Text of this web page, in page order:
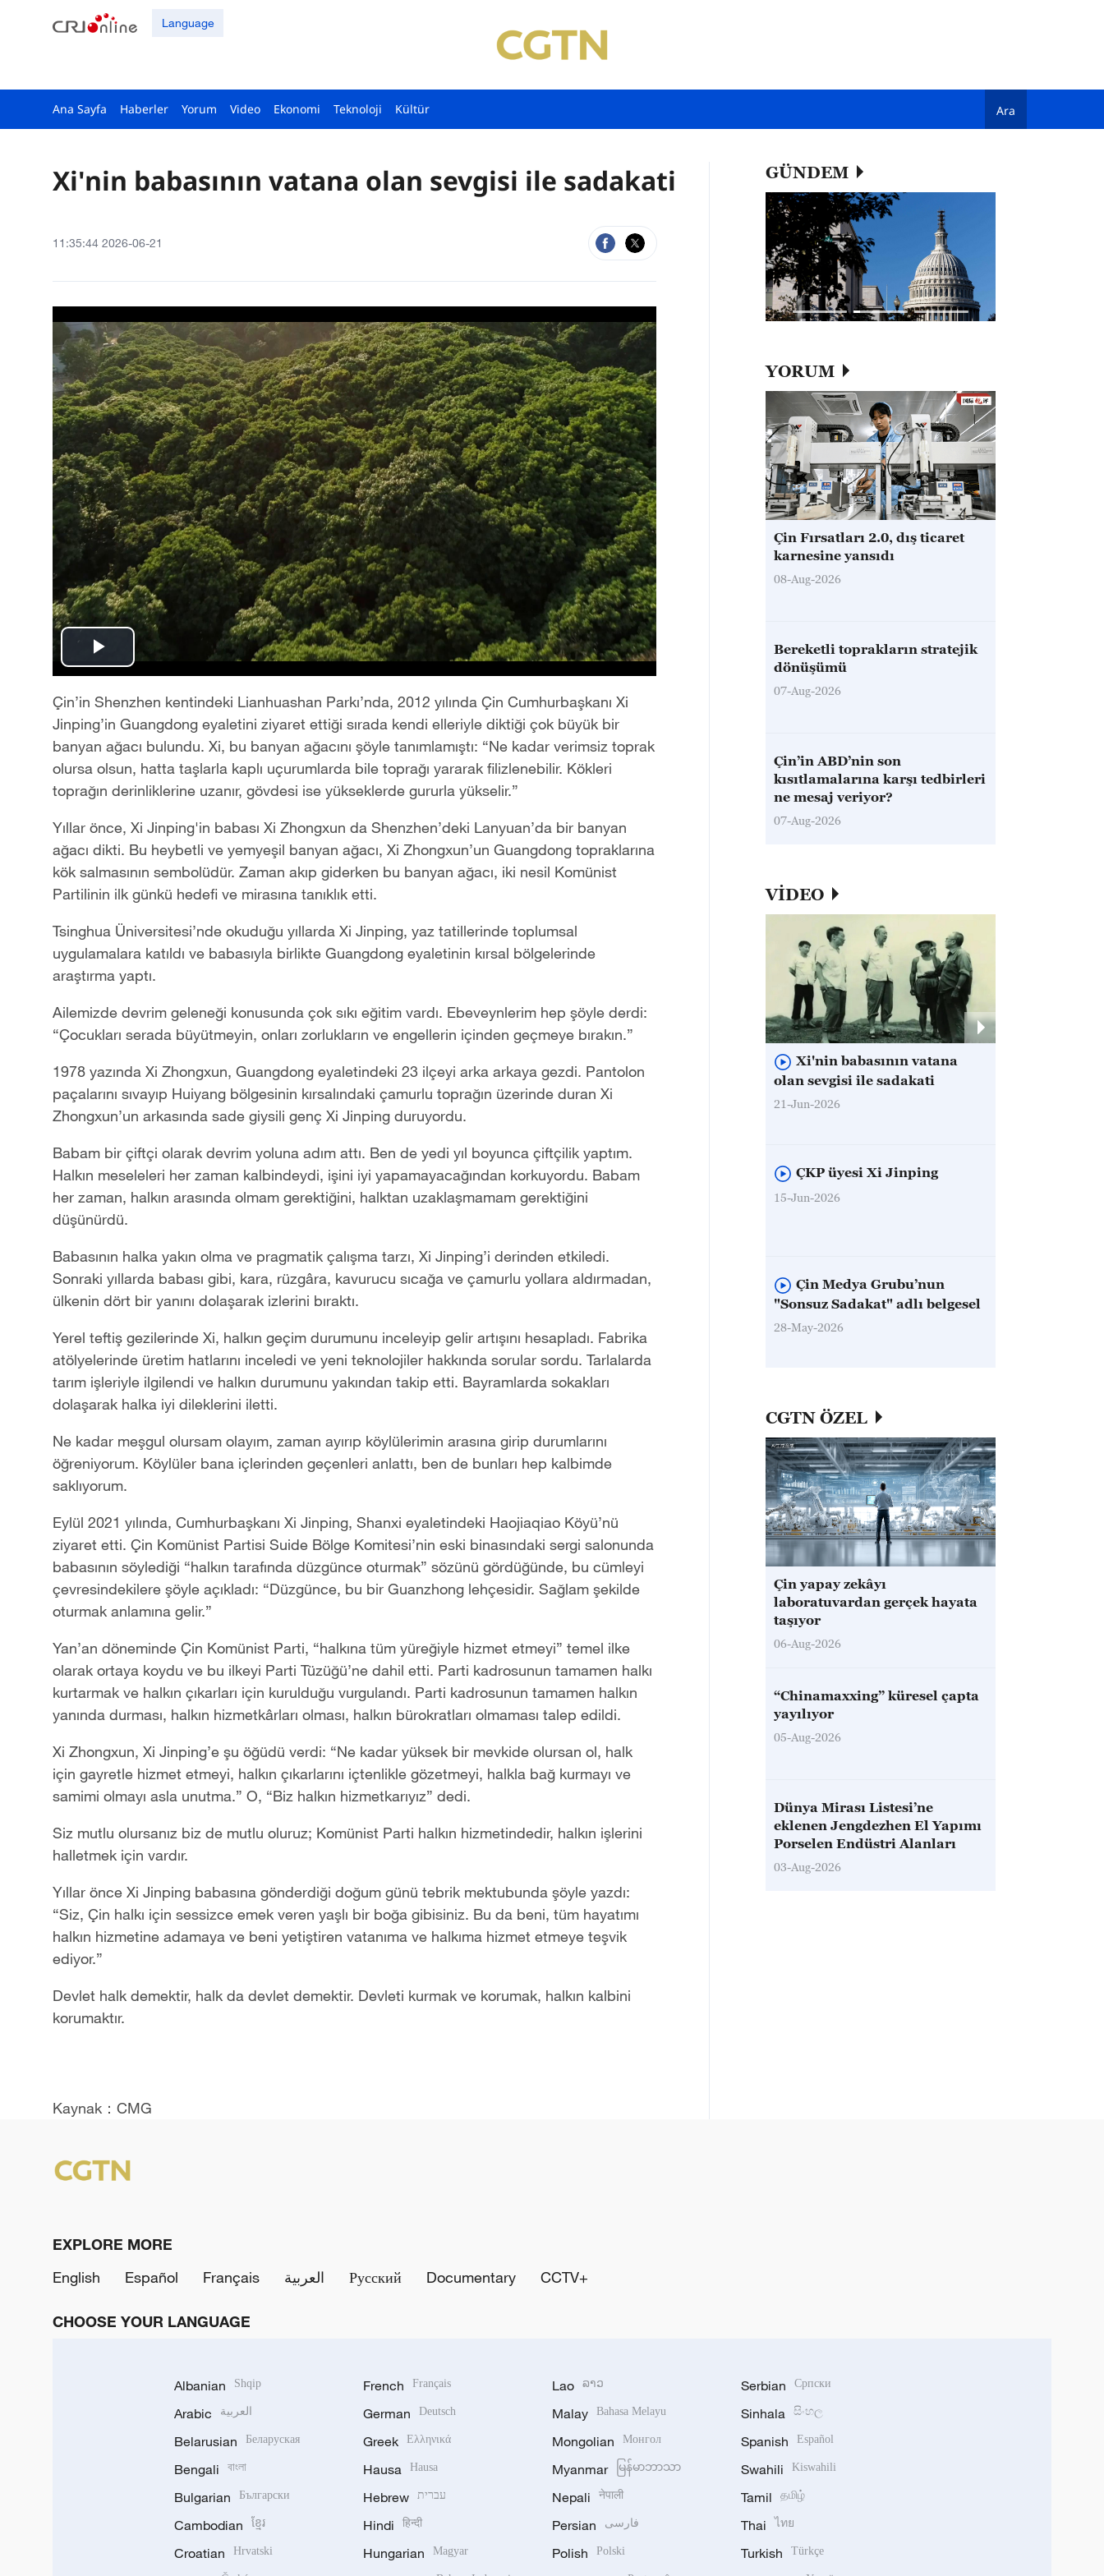
Language
Ana Sayfa Haberler Yorum Video Ekonomi Teknoloji Kültür Ara
Xi'nin babasının vatana olan sevgisi ile sadakati
11:35:44 2026-06-21
Play
Video
Çin’in Shenzhen kentindeki Lianhuashan Parkı’nda, 2012 yılında Çin Cumhurbaşkanı Xi
Jinping’in Guangdong eyaletini ziyaret ettiği sırada kendi elleriyle diktiği çok büyük bir
banyan ağacı bulundu. Xi, bu banyan ağacını şöyle tanımlamıştı: “Ne kadar verimsiz toprak
olursa olsun, hatta taşlarla kaplı uçurumlarda bile toprağı yararak filizlenebilir. Kökleri
toprağın derinliklerine uzanır, gövdesi ise yükseklerde gururla yükselir.”
Yıllar önce, Xi Jinping'in babası Xi Zhongxun da Shenzhen’deki Lanyuan’da bir banyan
ağacı dikti. Bu heybetli ve yemyeşil banyan ağacı, Xi Zhongxun’un Guangdong topraklarına
kök salmasının sembolüdür. Zaman akıp giderken bu banyan ağacı, iki nesil Komünist
Partilinin ilk günkü hedefi ve mirasına tanıklık etti.
Tsinghua Üniversitesi’nde okuduğu yıllarda Xi Jinping, yaz tatillerinde toplumsal
uygulamalara katıldı ve babasıyla birlikte Guangdong eyaletinin kırsal bölgelerinde
araştırma yaptı.
Ailemizde devrim geleneği konusunda çok sıkı eğitim vardı. Ebeveynlerim hep şöyle derdi:
“Çocukları serada büyütmeyin, onları zorlukların ve engellerin içinden geçmeye bırakın.”
1978 yazında Xi Zhongxun, Guangdong eyaletindeki 23 ilçeyi arka arkaya gezdi. Pantolon
paçalarını sıvayıp Huiyang bölgesinin kırsalındaki çamurlu toprağın üzerinde duran Xi
Zhongxun’un arkasında sade giysili genç Xi Jinping duruyordu.
Babam bir çiftçi olarak devrim yoluna adım attı. Ben de yedi yıl boyunca çiftçilik yaptım.
Halkın meseleleri her zaman kalbindeydi, işini iyi yapamayacağından korkuyordu. Babam
her zaman, halkın arasında olmam gerektiğini, halktan uzaklaşmamam gerektiğini
düşünürdü.
Babasının halka yakın olma ve pragmatik çalışma tarzı, Xi Jinping’i derinden etkiledi.
Sonraki yıllarda babası gibi, kara, rüzgâra, kavurucu sıcağa ve çamurlu yollara aldırmadan,
ülkenin dört bir yanını dolaşarak izlerini bıraktı.
Yerel teftiş gezilerinde Xi, halkın geçim durumunu inceleyip gelir artışını hesapladı. Fabrika
atölyelerinde üretim hatlarını inceledi ve yeni teknolojiler hakkında sorular sordu. Tarlalarda
tarım işleriyle ilgilendi ve halkın durumunu yakından takip etti. Bayramlarda sokakları
dolaşarak halka iyi dileklerini iletti.
Ne kadar meşgul olursam olayım, zaman ayırıp köylülerimin arasına girip durumlarını
öğreniyorum. Köylüler bana içlerinden geçenleri anlattı, ben de bunları hep kalbimde
saklıyorum.
Eylül 2021 yılında, Cumhurbaşkanı Xi Jinping, Shanxi eyaletindeki Haojiaqiao Köyü’nü
ziyaret etti. Çin Komünist Partisi Suide Bölge Komitesi’nin eski binasındaki sergi salonunda
babasının söylediği “halkın tarafında düzgünce oturmak” sözünü gördüğünde, bu cümleyi
çevresindekilere şöyle açıkladı: “Düzgünce, bu bir Guanzhong lehçesidir. Sağlam şekilde
oturmak anlamına gelir.”
Yan’an döneminde Çin Komünist Parti, “halkına tüm yüreğiyle hizmet etmeyi” temel ilke
olarak ortaya koydu ve bu ilkeyi Parti Tüzüğü’ne dahil etti. Parti kadrosunun tamamen halkı
kurtarmak ve halkın çıkarları için kurulduğu vurgulandı. Parti kadrosunun tamamen halkın
yanında durması, halkın hizmetkârları olması, halkın bürokratları olmaması talep edildi.
Xi Zhongxun, Xi Jinping’e şu öğüdü verdi: “Ne kadar yüksek bir mevkide olursan ol, halk
için gayretle hizmet etmeyi, halkın çıkarlarını içtenlikle gözetmeyi, halkla bağ kurmayı ve
samimi olmayı asla unutma.” O, “Biz halkın hizmetkarıyız” dedi.
Siz mutlu olursanız biz de mutlu oluruz; Komünist Parti halkın hizmetindedir, halkın işlerini
halletmek için vardır.
Yıllar önce Xi Jinping babasına gönderdiği doğum günü tebrik mektubunda şöyle yazdı:
“Siz, Çin halkı için sessizce emek veren yaşlı bir boğa gibisiniz. Bu da beni, tüm hayatımı
halkın hizmetine adamaya ve beni yetiştiren vatanıma ve halkıma hizmet etmeye teşvik
ediyor.”
Devlet halk demektir, halk da devlet demektir. Devleti kurmak ve korumak, halkın kalbini
korumaktır.
Kaynak：CMG
GÜNDEM
YORUM
Çin Fırsatları 2.0, dış ticaret
karnesine yansıdı
08-Aug-2026
Bereketli toprakların stratejik
dönüşümü
07-Aug-2026
Çin’in ABD’nin son
kısıtlamalarına karşı tedbirleri
ne mesaj veriyor?
07-Aug-2026
VİDEO
Xi'nin babasının vatana
olan sevgisi ile sadakati
21-Jun-2026
ÇKP üyesi Xi Jinping
15-Jun-2026
Çin Medya Grubu’nun
"Sonsuz Sadakat" adlı belgesel
28-May-2026
CGTN ÖZEL
Çin yapay zekâyı
laboratuvardan gerçek hayata
taşıyor
06-Aug-2026
“Chinamaxxing” küresel çapta
yayılıyor
05-Aug-2026
Dünya Mirası Listesi’ne
eklenen Jengdezhen El Yapımı
Porselen Endüstri Alanları
03-Aug-2026
EXPLORE MORE
English
Español Français العربية Русский Documentary CCTV+
CHOOSE YOUR LANGUAGE
Albanian Shqip
Arabic العربية
Belarusian Беларуская
Bengali বাংলা
Bulgarian Български
Cambodian ខ្មែរ
Croatian Hrvatski
French Français
German Deutsch
Greek Ελληνικά
Hausa Hausa
Hebrew עברית
Hindi हिन्दी
Hungarian Magyar
Lao ລາວ
Malay Bahasa Melayu
Mongolian Монгол
Myanmar မြန်မာဘာသာ
Nepali नेपाली
Persian فارسی
Polish Polski
Serbian Српски
Sinhala සිංහල
Spanish Español
Swahili Kiswahili
Tamil தமிழ்
Thai ไทย
Turkish Türkçe